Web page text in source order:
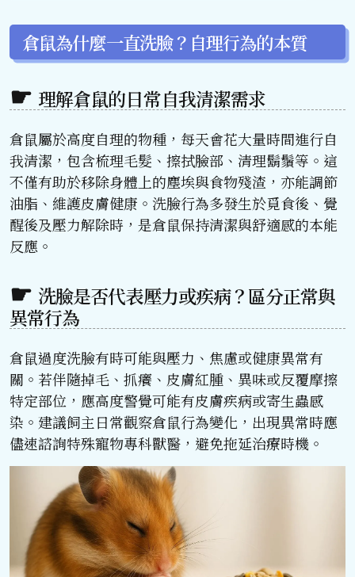
倉鼠為什麼一直洗臉？自理行為的本質
理解倉鼠的日常自我清潔需求
倉鼠屬於高度自理的物種，每天會花大量時間進行自
我清潔，包含梳理毛髮、擦拭臉部、清理鬍鬚等。這
不僅有助於移除身體上的塵埃與食物殘渣，亦能調節
油脂、維護皮膚健康。洗臉行為多發生於覓食後、覺
醒後及壓力解除時，是倉鼠保持清潔與舒適感的本能
反應。
洗臉是否代表壓力或疾病？區分正常與
異常行為
倉鼠過度洗臉有時可能與壓力、焦慮或健康異常有
關。若伴隨掉毛、抓癢、皮膚紅腫、異味或反覆摩擦
特定部位，應高度警覺可能有皮膚疾病或寄生蟲感
染。建議飼主日常觀察倉鼠行為變化，出現異常時應
儘速諮詢特殊寵物專科獸醫，避免拖延治療時機。